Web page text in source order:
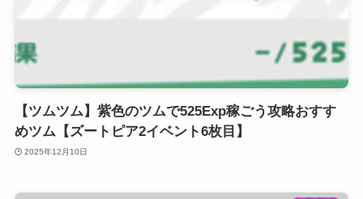
【ツムツム】紫色のツムで525Exp稼ごう攻略おすす
めツム【ズートピア2イベント6枚目】
2025年12月10日